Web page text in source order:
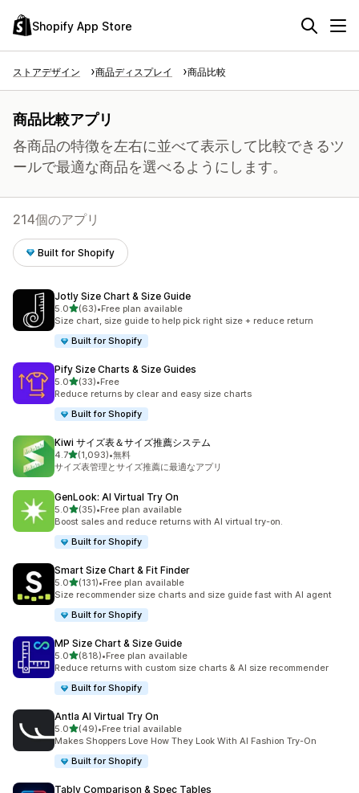
Shopify App Store
ストアデザイン 商品ディスプレイ 商品比較
商品比較アプリ
各商品の特徴を左右に並べて表示して比較できるツ
ールで最適な商品を選べるようにします。
214個のアプリ
Built for Shopify
Jotly Size Chart & Size Guide
5.05つ星中
(63)
合計レビュー数：63件
•Free plan available
Size chart, size guide to help pick right size + reduce return
Built for Shopify
Pify Size Charts & Size Guides
5.05つ星中
(33)
合計レビュー数：33件
•Free
Reduce returns by clear and easy size charts
Built for Shopify
Kiwi サイズ表＆サイズ推薦システム
4.75つ星中
(1,093)
合計レビュー数：1093件
•無料
サイズ表管理とサイズ推薦に最適なアプリ
GenLook: AI Virtual Try On
5.05つ星中
(35)
合計レビュー数：35件
•Free plan available
Boost sales and reduce returns with AI virtual try-on.
Built for Shopify
Smart Size Chart & Fit Finder
5.05つ星中
(131)
合計レビュー数：131件
•Free plan available
Size recommender size charts and size guide fast with AI agent
Built for Shopify
MP Size Chart & Size Guide
5.05つ星中
(818)
合計レビュー数：818件
•Free plan available
Reduce returns with custom size charts & AI size recommender
Built for Shopify
Antla AI Virtual Try On
5.05つ星中
(49)
合計レビュー数：49件
•Free trial available
Makes Shoppers Love How They Look With AI Fashion Try-On
Built for Shopify
Tably Comparison & Spec Tables